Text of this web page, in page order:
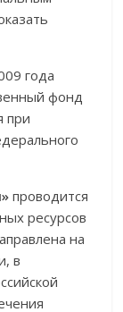
года
фонд
при
проводится
ресурсов
на
в